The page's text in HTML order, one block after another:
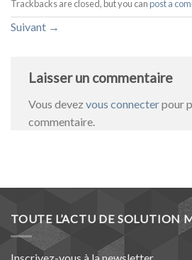
Trackbacks are closed, but you canpost a
Suivant →
Laisser un commentaire
Vous devez vous connecterpour
commentaire.
TOUTE L’ACTU DE SOLUTION
Inscrivez-vous à la newsletter